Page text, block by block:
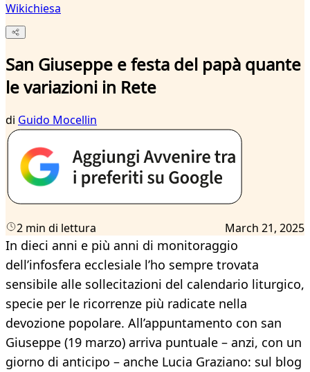
Wikichiesa
San Giuseppe e festa del papà quante
le variazioni in Rete
di Guido Mocellin
2 min di lettura March 21, 2025
In dieci anni e più anni di monitoraggio
dell’infosfera ecclesiale l’ho sempre trovata
sensibile alle sollecitazioni del calendario liturgico,
specie per le ricorrenze più radicate nella
devozione popolare. All’appuntamento con san
Giuseppe (19 marzo) arriva puntuale – anzi, con un
giorno di anticipo – anche Lucia Graziano: sul blog